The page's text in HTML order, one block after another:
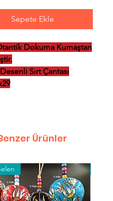
Sepete Ekle
Dokuma Kumaştan
Sırt Çantası
Ürünler